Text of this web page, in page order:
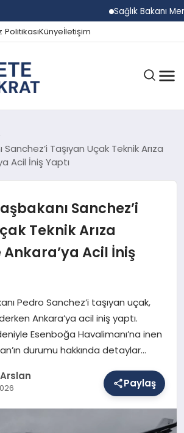
Sağlık Bakanı
PolitikasıKünyeİletişim
Taşıyan Uçak Teknik Arıza
Acil İniş Yaptı
Sanchez’i
Teknik Arıza
Acil İniş
Pedro Sanchez’i taşıyan uçak,
Ankara’ya acil iniş yaptı.
Esenboğa Havalimanı’na inen
durumu hakkında detaylar…
Paylaş